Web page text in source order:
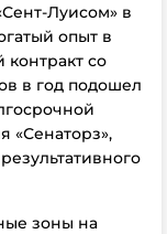
Луисом» в
опыт в
со
в год подошел
«Сенаторз»,
зоны на